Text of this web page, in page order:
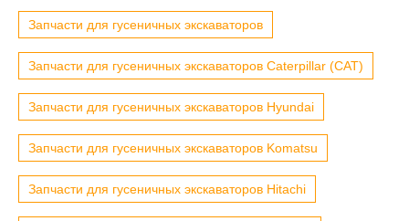
Запчасти для гусеничных экскаваторов
Запчасти для гусеничных экскаваторов Caterpillar (CAT)
Запчасти для гусеничных экскаваторов Hyundai
Запчасти для гусеничных экскаваторов Komatsu
Запчасти для гусеничных экскаваторов Hitachi